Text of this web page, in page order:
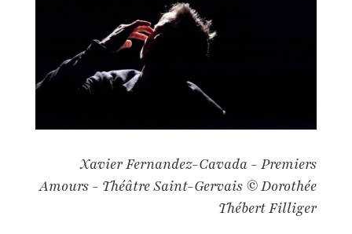
Xavier Fernandez-Cavada - Premiers
Amours - Théâtre Saint-Gervais © Dorothée
Thébert Filliger